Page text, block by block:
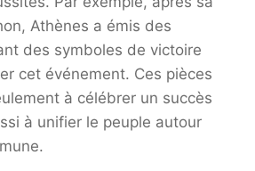
Athènes a émis des
des symboles de victoire
cet événement. Ces pièces
à célébrer un succès
à unifier le peuple autour